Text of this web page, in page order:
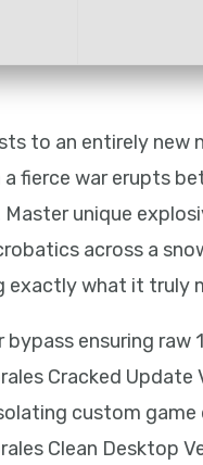
to an entirely
fierce war erupts
unique
across a
exactly what it truly
ensuring raw
Cracked Update
custom
Clean Desktop